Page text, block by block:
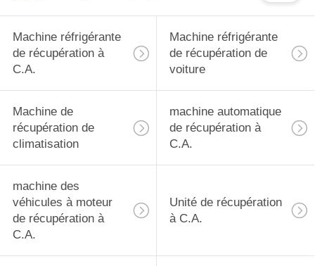
Machine réfrigérante
de récupération à
C.A.
Machine réfrigérante
de récupération de
voiture
Machine de
récupération de
climatisation
machine automatique
de récupération à
C.A.
machine des
véhicules à moteur
de récupération à
C.A.
Unité de récupération
à C.A.